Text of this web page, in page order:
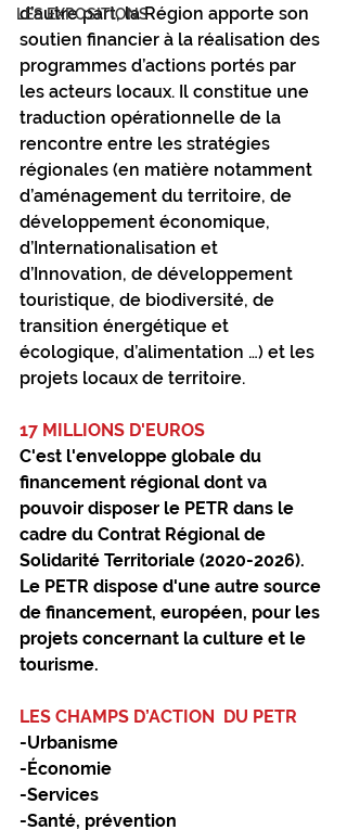
LES EXPOSITIONS
d’autre part, la Région apporte son
soutien financier à la réalisation des
programmes d’actions portés par
les acteurs locaux. Il constitue une
traduction opérationnelle de la
rencontre entre les stratégies
régionales (en matière notamment
d’aménagement du territoire, de
développement économique,
d’Internationalisation et
d’Innovation, de développement
touristique, de biodiversité, de
transition énergétique et
écologique, d’alimentation …) et les
projets locaux de territoire.
17 MILLIONS D'EUROS
C'est l'enveloppe globale du
financement régional dont va
pouvoir disposer le PETR dans le
cadre du Contrat Régional de
Solidarité Territoriale (2020-2026).
Le PETR dispose d'une autre source
de financement, européen, pour les
projets concernant la culture et le
tourisme.
LES CHAMPS D’ACTION  DU PETR
-Urbanisme
-Économie
-Services
-Santé, prévention